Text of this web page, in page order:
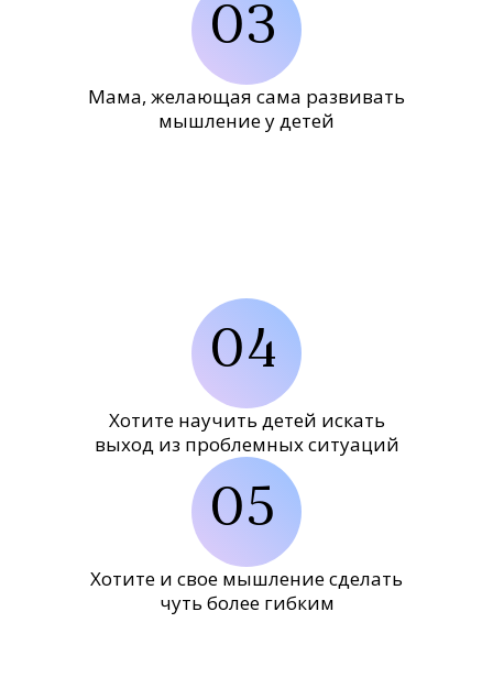
04
Хотите научить детей искать
выход из проблемных ситуаций
05
Хотите и свое мышление сделать
чуть более гибким
03
Мама, желающая сама развивать
мышление у детей